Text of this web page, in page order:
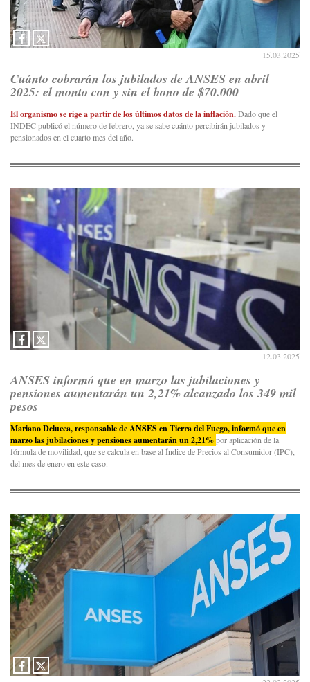
15.03.2025
Cuánto cobrarán los jubilados de ANSES en abril
2025: el monto con y sin el bono de $70.000
El organismo se rige a partir de los últimos datos de la inflación.Dado que el
INDEC publicó el número de febrero, ya se sabe cuánto percibirán jubilados y
pensionados en el cuarto mes del año.
12.03.2025
ANSES informó que en marzo las jubilaciones y
pensiones aumentarán un 2,21% alcanzado los 349 mil
pesos
Mariano Delucca, responsable de ANSES en Tierra del Fuego, informó que en
marzo las jubilaciones y pensiones aumentarán un 2,21%por aplicación de la
fórmula de movilidad, que se calcula en base al Índice de Precios al Consumidor (IPC),
del mes de enero en este caso.